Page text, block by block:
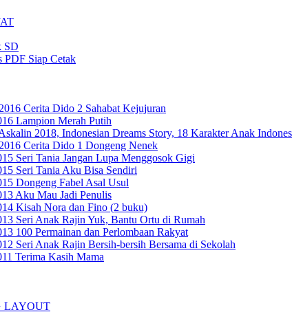
SD
PDF Siap Cetak
Cerita Dido 2 Sahabat Kejujuran
Lampion Merah Putih
2018, Indonesian Dreams Story, 18 Karakter Anak
Cerita Dido 1 Dongeng Nenek
Seri Tania Jangan Lupa Menggosok Gigi
Seri Tania Aku Bisa Sendiri
Dongeng Fabel Asal Usul
Aku Mau Jadi Penulis
Kisah Nora dan Fino (2 buku)
Seri Anak Rajin Yuk, Bantu Ortu di Rumah
100 Permainan dan Perlombaan Rakyat
Seri Anak Rajin Bersih-bersih Bersama di Sekolah
Terima Kasih Mama
LAYOUT